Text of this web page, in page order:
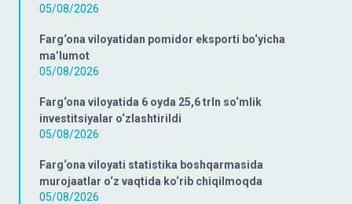
05/08/2026
Farg‘ona viloyatidan pomidor eksporti bo‘yicha
ma’lumot
05/08/2026
Farg‘ona viloyatida 6 oyda 25,6 trln so‘mlik
investitsiyalar o‘zlashtirildi
05/08/2026
Farg‘ona viloyati statistika boshqarmasida
murojaatlar o‘z vaqtida ko‘rib chiqilmoqda
05/08/2026